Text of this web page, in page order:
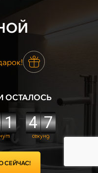
ОСТАЛОСЬ
СЕЙЧАС!